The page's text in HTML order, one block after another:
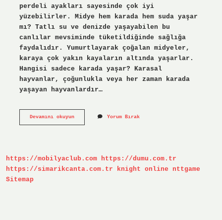
perdeli ayakları sayesinde çok iyi
yüzebilirler. Midye hem karada hem suda yaşar
mı? Tatlı su ve denizde yaşayabilen bu
canlılar mevsiminde tüketildiğinde sağlığa
faydalıdır. Yumurtlayarak çoğalan midyeler,
karaya çok yakın kayaların altında yaşarlar.
Hangisi sadece karada yaşar? Karasal
hayvanlar, çoğunlukla veya her zaman karada
yaşayan hayvanlardır…
Devamını okuyunÖrdek
Mı
Yorum Bırak
https://mobilyaclub.com https://dumu.com.tr
https://simarikcanta.com.tr
knight online
nttgame
Sitemap